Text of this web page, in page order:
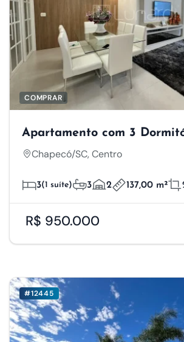
COMPRAR
Apartamento com 3
Chapecó/SC, Centro
3(1 suíte) 3 2 137,00 m²
R$ 950.000
#12445